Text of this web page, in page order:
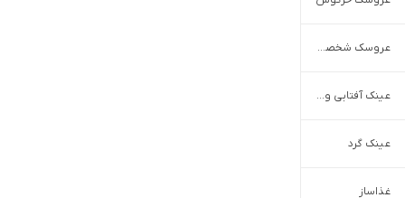
عروسک شخصیت
عینک آفتابی و طبی
عینک گرد
غذاساز